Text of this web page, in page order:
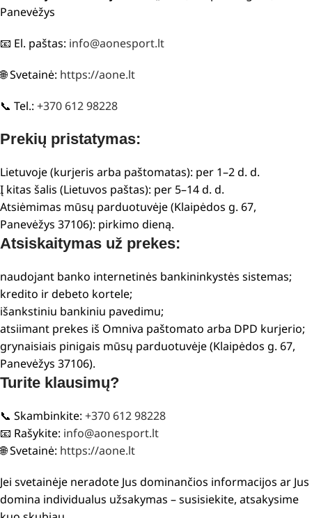
Panevėžys
📧 El. paštas: info@aonesport.lt
🌐 Svetainė: https://aone.lt
📞 Tel.: +370 612 98228
Prekių pristatymas:
Lietuvoje (kurjeris arba paštomatas): per 1–2 d. d.
Į kitas šalis (Lietuvos paštas): per 5–14 d. d.
Atsiėmimas mūsų parduotuvėje (Klaipėdos g. 67,
Panevėžys 37106): pirkimo dieną.
Atsiskaitymas už prekes:
naudojant banko internetinės bankininkystės sistemas;
kredito ir debeto kortele;
išankstiniu bankiniu pavedimu;
atsiimant prekes iš Omniva paštomato arba DPD kurjerio;
grynaisiais pinigais mūsų parduotuvėje (Klaipėdos g. 67,
Panevėžys 37106).
Turite klausimų?
📞 Skambinkite: +370 612 98228
📧 Rašykite: info@aonesport.lt
🌐 Svetainė: https://aone.lt
Jei svetainėje neradote Jus dominančios informacijos ar Jus
domina individualus užsakymas – susisiekite, atsakysime